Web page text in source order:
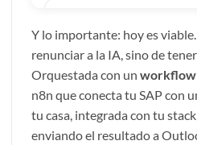
Y lo importante: hoy es
renunciar a la IA, sino de
Orquestada con un workflow
n8n que conecta tu SAPcon
tu casa, integrada con tu
enviando el resultado a